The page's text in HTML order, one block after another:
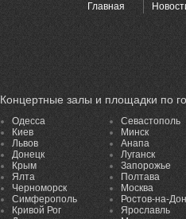
Главная
Концертные залы и площадки по
Одесса
Киев
Львов
Донецк
Крым
Ялта
Черноморск
Симферополь
Кривой Рог
Севастополь
Минск
Анапа
Луганск
Запорожье
Полтава
Москва
Ростов-на-
Ярославль